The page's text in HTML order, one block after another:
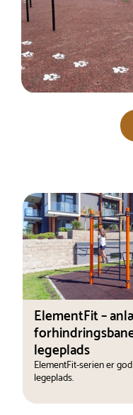
ElementFit –
legeplads
ElementFit-serien er
legeplads.